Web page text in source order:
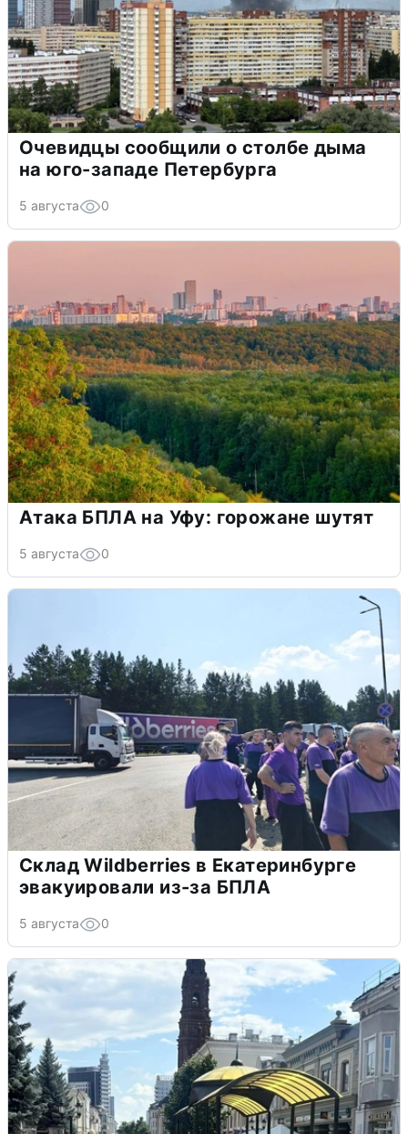
Очевидцы сообщили о столбе дыма
на юго-западе Петербурга
5 августа 0
Атака БПЛА на Уфу: горожане шутят
5 августа 0
Склад Wildberries в Екатеринбурге
эвакуировали из-за БПЛА
5 августа 0